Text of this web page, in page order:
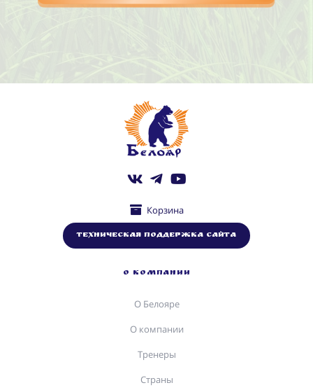
Корзина
Техническая поддержка сайта
О КОМПАНИИ
О Белояре
О компании
Тренеры
Страны